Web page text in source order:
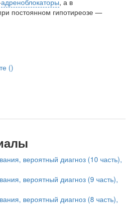
адреноблокаторы, а в
постоянном гипотиреозе —
()
вероятный диагноз (10 часть),
вероятный диагноз (9 часть),
вероятный диагноз (8 часть),